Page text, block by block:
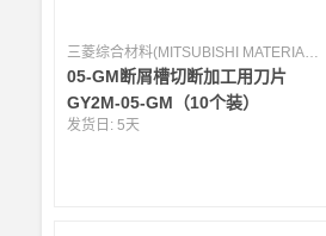
05-GM断屑槽切断加工用刀片
GY2M-05-GM（10个装）
发货日:5天